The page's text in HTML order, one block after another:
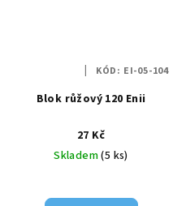
Blok růžový 120 Enii
27 Kč
Skladem(5 ks)
KÓD: EI-05-104